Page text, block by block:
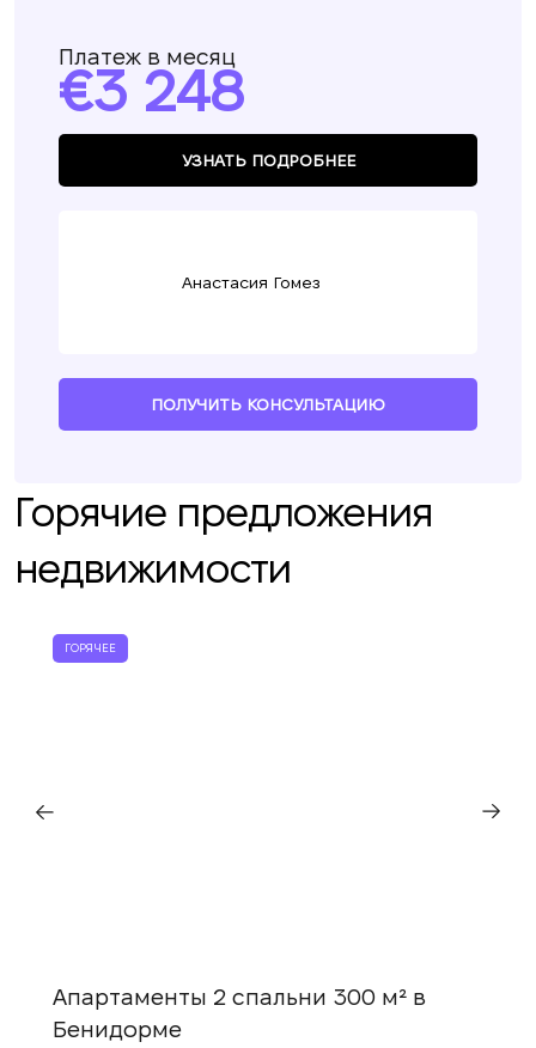
Платеж в месяц
3 248
УЗНАТЬ ПОДРОБНЕЕ
Анастасия Гомез
ПОЛУЧИТЬ КОНСУЛЬТАЦИЮ
Горячие предложения
недвижимости
ГОРЯЧЕЕ
Апартаменты 2 спальни 300 м² в
Бенидорме